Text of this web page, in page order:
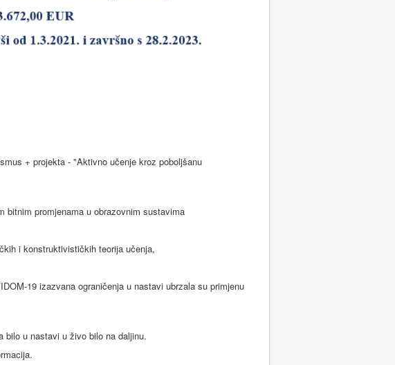
+ projekta - "Aktivno učenje kroz poboljšanu
promjenama u obrazovnim sustavima
i konstruktivističkih teorija učenja,
19 izazvana ograničenja u nastavi ubrzala su primjenu
bilo u nastavi u živo bilo na daljinu.